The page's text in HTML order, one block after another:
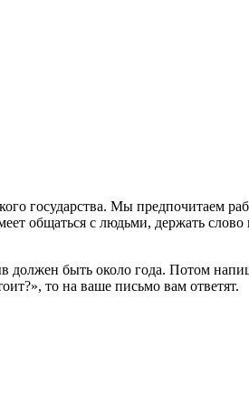
государства. Мы предпочитаем
общаться с людьми, держать
должен быть около года. Потом
то на ваше письмо вам ответят.